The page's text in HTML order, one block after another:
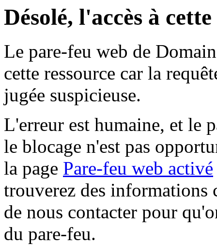
Désolé, l'accès à
Le pare-feu web de
cette ressource car la
jugée suspicieuse.
L'erreur est humaine, et le
le blocage n'est pas
la page Pare-feu web activé
trouverez des informations
de nous contacter pour
du pare-feu.